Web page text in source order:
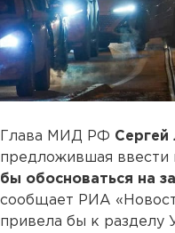
Глава МИД РФ Сергей
предложившая ввести
бы обосноваться на
сообщает РИА
привела бы к разделу